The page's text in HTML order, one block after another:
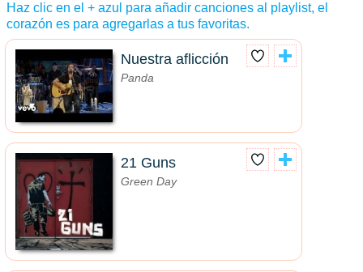
Haz clic en el + azul para añadir canciones al playlist, el
corazón es para agregarlas a tus favoritas.
Nuestra aflicción
Panda
21 Guns
Green Day